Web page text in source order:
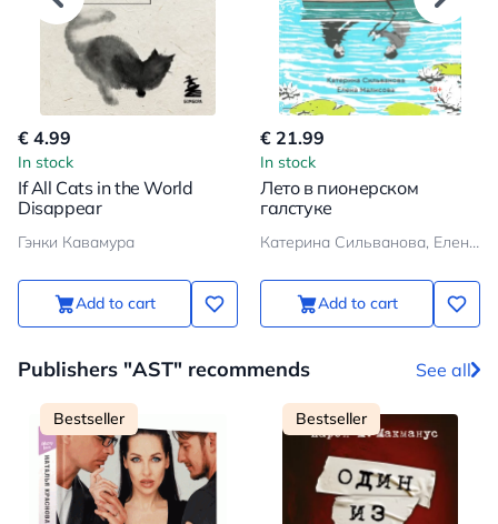
€ 4.99
In stock
If All Cats in the World
Disappear
Гэнки Кавамура
Add to cart
€ 21.99
In stock
Лето в пионерском
галстуке
Катерина Сильванова, Елена Малисова
Add to cart
Publishers "AST" recommends See all
Bestseller Bestseller